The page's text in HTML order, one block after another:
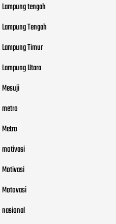
Lampung tengah
Lampung Tengah
Lampung Timur
Lampung Utara
Mesuji
metro
Metro
motivasi
Motivasi
Motovasi
nasional